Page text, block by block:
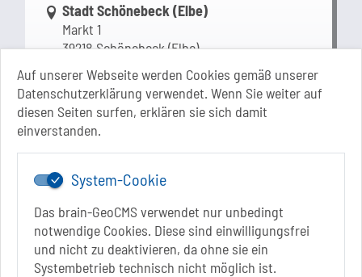
Auf unserer Webseite werden Cookies gemäß unserer
Datenschutzerklärung verwendet. Wenn Sie weiter auf
diesen Seiten surfen, erklären sie sich damit
einverstanden.
System-Cookie
Das brain-GeoCMS verwendet nur unbedingt
notwendige Cookies. Diese sind einwilligungsfrei
und nicht zu deaktivieren, da ohne sie ein
Systembetrieb technisch nicht möglich ist.
Link zur Google-Maps Navigation
Stadt Schönebeck (Elbe)
Markt 1
39218 Schönebeck (Elbe)
Sachsen-Anhalt
+49 3928 710-0
+49 3928 710-199
stadt.sbk[at]schoenebeck-elbe.de
www.schoenebeck.de
Mo.: 13 Uhr - 15 Uhr
Di.: 9 Uhr - 11.30 Uhr
13 Uhr - 18 Uhr
Do.: 9 Uhr - 11.30 Uhr
Fr.: nach Vereinbarung